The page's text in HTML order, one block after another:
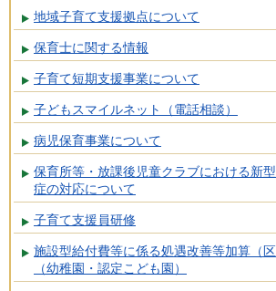
地域子育て支援拠点について
保育士に関する情報
子育て短期支援事業について
子どもスマイルネット（電話相談）
病児保育事業について
保育所等・放課後児童クラブにおける新
症の対応について
子育て支援員研修
施設型給付費等に係る処遇改善等加算（
（幼稚園・認定こども園）